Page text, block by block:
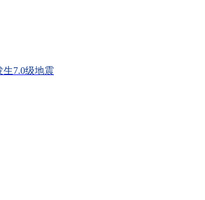
首发新品待发布
妇女被抓
生7.0级地震